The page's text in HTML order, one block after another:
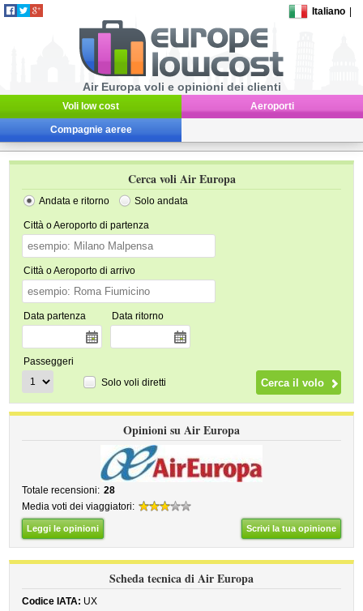
Italiano
Air Europa voli e opinioni dei clienti
Voli low cost Aeroporti
Compagnie aeree
Cerca voli Air Europa
Andata e ritorno Solo andata
Città o Aeroporto di partenza
Città o Aeroporto di arrivo
Data partenza Data ritorno
Passeggeri
Solo voli diretti
Opinioni su Air Europa
Totale recensioni: 28
Media voti dei viaggiatori:
Leggi le opinioni Scrivi la tua opinione
Scheda tecnica di Air Europa
Codice IATA: UX